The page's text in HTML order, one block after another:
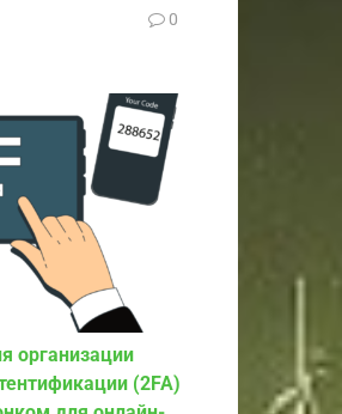
0
организации
(2FA)